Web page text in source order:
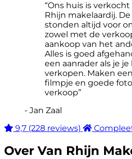
“Ons huis is
Rhijn makelaardij.
stonden altijd voor
zowel met de
aankoop van het
Alles is goed
een aanrader als je je
verkopen. Maken
filmpje en goede
verkoop”
- Jan Zaal
9,7 (228 reviews)
Over Van Rhijn